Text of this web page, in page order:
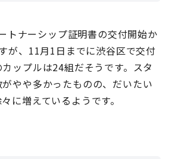
トナーシップ証明書の交付開始か
が、11月1日までに渋谷区で交付
ップルは24組だそうです。スタ
やや多かったものの、だいたい
に増えているようです。